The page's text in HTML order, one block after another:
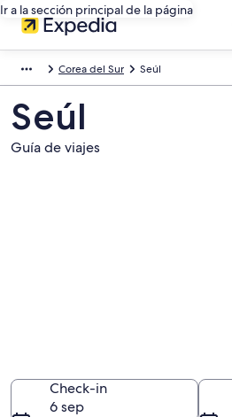
Ir a la sección principal de la página
Corea del Sur Seúl
Seúl
Guía de viajes
Check-in
6 sep